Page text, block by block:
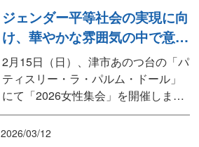
し実質賃金が追いついていない現
状を指摘。資材費だけでなく「労
務費（人件費）」を適切に転嫁で
きるよう強く要望し、会議所側か
らも経営...
ジェンダー平等社会の実現に向
け、華やかな雰囲気の中で意見
交換 （2026女性集会）
2月15日（日）、津市あのつ台の「パ
ティスリー・ラ・パルム・ドール」
にて「2026女性集会」を開催しまし
た。大藪副議長の主催者挨拶に続
き、座長として小島参議院議員、杉
2026/03/12